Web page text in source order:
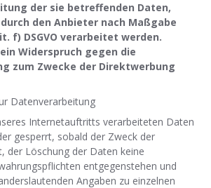
der sie betreffenden Daten,
den Anbieter nach Maßgabe
f) DSGVO verarbeitet werden.
Widerspruch gegen die
zum Zwecke der Direktwerbung
Datenverarbeitung
Internetauftritts verarbeiteten Daten
gesperrt, sobald der Zweck der
der Löschung der Daten keine
entgegenstehen und
Angaben zu einzelnen